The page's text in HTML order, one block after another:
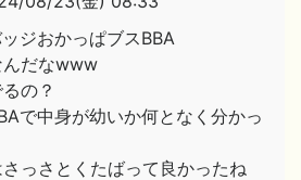
ジおかっぱブスBBA
んだなwww
の？
で中身が幼いか何となく分かっ
っさとくたばって良かったね